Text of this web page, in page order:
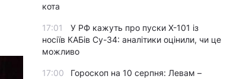
кота
17:01
У РФ кажуть про пуски Х-101 із
носіїв КАБів Су-34: аналітики оцінили, чи це
можливо
17:00
Гороскоп на 10 серпня: Левам –